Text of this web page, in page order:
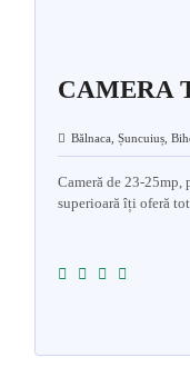
CAMERA
Bălnaca, Șuncuiuș,
Cameră de 23-25mp,
superioară îți oferă